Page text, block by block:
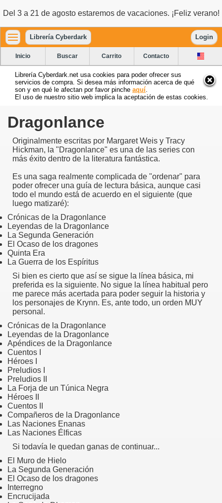
Del 3 a 21 de agosto estaremos de vacaciones. ¡Feliz verano!
Librería Cyberdark Login
Inicio Buscar Carrito Contacto
Librería Cyberdark.net usa cookies para poder ofrecer sus
servicios de compra. Si desea más información acerca de qué
son y en qué le afectan por favor pinche aquí
El uso de nuestro sitio web implica la aceptación de estas cookies.
Dragonlance
Originalmente escritas por Margaret Weis y Tracy
Hickman, la "Dragonlance" es una de las series con
más éxito dentro de la literatura fantástica.
Es una saga realmente complicada de "ordenar" para
poder ofrecer una guía de lectura básica, aunque casi
todo el mundo está de acuerdo en el siguiente (que
luego matizaré):
Crónicas de la Dragonlance
Leyendas de la Dragonlance
La Segunda Generación
El Ocaso de los dragones
Quinta Era
La Guerra de los Espíritus
Si bien es cierto que así se sigue la línea básica, mi
preferida es la siguiente. No sigue la línea habitual pero
me parece más acertada para poder seguir la historia y
los personajes de Krynn. Es, ante todo, un orden MUY
personal.
Crónicas de la Dragonlance
Leyendas de la Dragonlance
Apéndices de la Dragonlance
Cuentos I
Héroes I
Preludios I
Preludios II
La Forja de un Túnica Negra
Héroes II
Cuentos II
Compañeros de la Dragonlance
Las Naciones Enanas
Las Naciones Élficas
Si todavía le quedan ganas de continuar...
El Muro de Hielo
La Segunda Generación
El Ocaso de los dragones
Interregno
Encrucijada